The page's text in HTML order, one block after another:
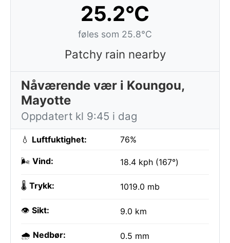
25.2°C
føles som 25.8°C
Patchy rain nearby
Nåværende vær i Koungou,
Mayotte
Oppdatert kl 9:45 i dag
💧 Luftfuktighet: 76%
🌬️ Vind: 18.4 kph (167°)
🌡️ Trykk: 1019.0 mb
👁️ Sikt: 9.0 km
🌧️ Nedbør: 0.5 mm